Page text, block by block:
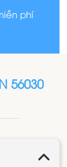
phí
56030